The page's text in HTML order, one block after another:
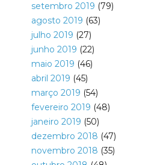
setembro 2019 (79)
agosto 2019 (63)
julho 2019 (27)
junho 2019 (22)
maio 2019 (46)
abril 2019 (45)
março 2019 (54)
fevereiro 2019 (48)
janeiro 2019 (50)
dezembro 2018 (47)
novembro 2018 (35)